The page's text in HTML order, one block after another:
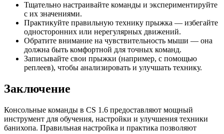
Тщательно настраивайте команды и экспериментируйте
с их значениями.
Практикуйте правильную технику прыжка — избегайте
односторонних или нерегулярных движений.
Обратите внимание на чувствительность мыши — она
должна быть комфортной для точных команд.
Записывайте свои прыжки (например, с помощью
реплеев), чтобы анализировать и улучшать технику.
Заключение
Консольные команды в CS 1.6 предоставляют мощный
инструмент для обучения, настройки и улучшения техники
банихопа. Правильная настройка и практика позволяют